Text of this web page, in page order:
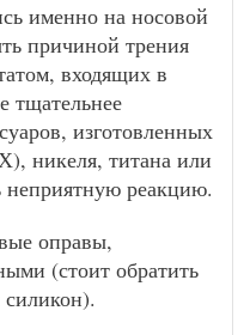
именно на носовой
причиной трения
входящих в
тщательнее
изготовленных
никеля, титана или
неприятную реакцию.
оправы,
(стоит обратить